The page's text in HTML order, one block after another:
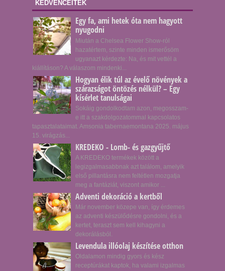
KEDVENCEITEK
Egy fa, ami hetek óta nem hagyott
nyugodni
Miután a Chelsea Flower Show-ról
hazatértem, szinte minden ismerősöm
ugyanazt kérdezte: Na, és mit vettél a
kiállításon? A válaszom mindenki...
Hogyan élik túl az évelő növények a
szárazságot öntözés nélkül? – Egy
kísérlet tanulságai
Sokáig gondolkodtam azon, megosszam-
e itt a szakdolgozatommal kapcsolatos
tapasztalataimat. Amsonia tabernaemontana 2025. május
15. virágzás...
KREDEKO - Lomb- és gazgyűjtő
A KREDEKO termékek között a
legizgalmasabbnak azt találom, amelyik
első pillantásra nem feltétlen mozgatja
meg a fantáziát, viszont amikor ...
Adventi dekoráció a kertből
Már november közepe van, így érdemes
az adventi készülődésre gondolni, és a
kertet, teraszt sem kell kihagyni a
dekorálásból.
Levendula illóolaj készítése otthon
Oldalamon mindig gyors és kész
receptúrákat kaptok, ha valami izgalmas